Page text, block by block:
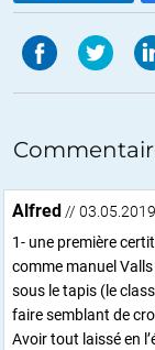
Alfred //
1- une première
comme manuel
sous le tapis (le
faire semblant de
Avoir tout laissé en